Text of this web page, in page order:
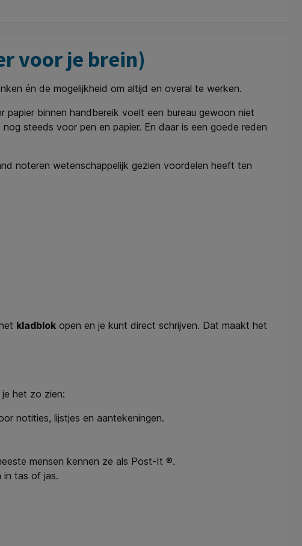
voor je brein)
én de mogelijkheid om altijd en overal te werken.
papier binnen handbereik voelt een bureau gewoon niet
steeds voor pen en papier. En daar is een goede reden
noteren wetenschappelijk gezien voordelen heeft ten
kladblok open en je kunt direct schrijven. Dat maakt het
het zo zien:
notities, lijstjes en aantekeningen.
mensen kennen ze als Post-It ®.
in tas of jas.